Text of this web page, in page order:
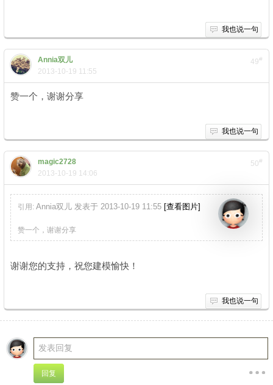
我也说一句
49#
Annia双儿
2013-10-19 11:55
赞一个，谢谢分享
我也说一句
50#
magic2728
2013-10-19 14:06
引用: Annia双儿 发表于 2013-10-19 11:55 [查看图片]
% k6 j7 f, U* Y/ W4
赞一个，谢谢分享
谢谢您的支持，祝您建模愉快！
我也说一句